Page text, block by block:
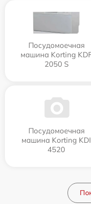
Посудомоечная
машина Korting
2050 S
Посудомоечная
машина Korting KDI
4520